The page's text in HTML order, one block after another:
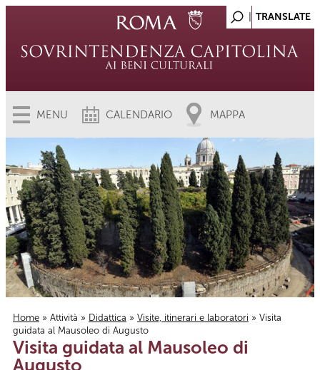
MENU CALENDARIO MAPPA
Tu sei qui
Home » Attività » Didattica » Visite, itinerari e laboratori » Visita
guidata al Mausoleo di Augusto
Visita guidata al Mausoleo di
Augusto